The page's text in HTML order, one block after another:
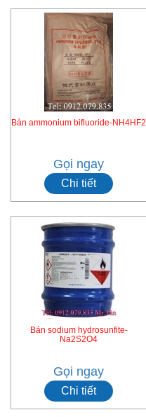
Bán ammonium bifluoride-NH4HF2
Gọi ngay
Chi tiết
Bán sodium hydrosunfite-
Na2S2O4
Gọi ngay
Chi tiết